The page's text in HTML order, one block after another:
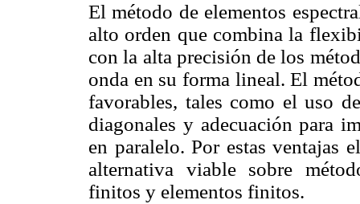
El método de elementos
alto orden que combina la
con la alta precisión de los
onda en su forma lineal. El
favorables, tales como el uso
diagonales y adecuación para
en paralelo. Por estas ventajas
alternativa viable sobre
finitos y elementos finitos.